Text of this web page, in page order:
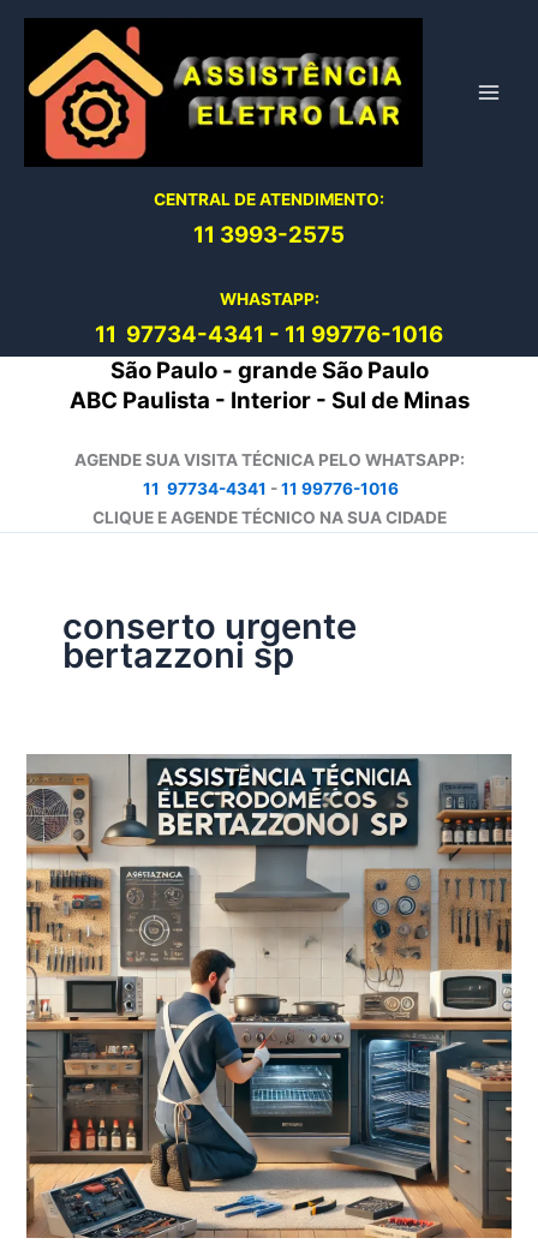
conteúdo
CENTRAL DE ATENDIMENTO:
11 3993-2575
WHASTAPP:
11 97734-4341 - 11 99776-1016
São Paulo - grande São Paulo
ABC Paulista - Interior - Sul de Minas
AGENDE SUA VISITA TÉCNICA PELO WHATSAPP:
11 97734-4341 -11 99776-1016
CLIQUE E AGENDE TÉCNICO NA SUA CIDADE
conserto urgente
bertazzoni sp